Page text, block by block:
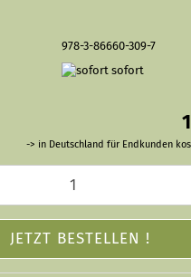
978-3-86660-309-7
sofort
-> in Deutschland für Endkunden